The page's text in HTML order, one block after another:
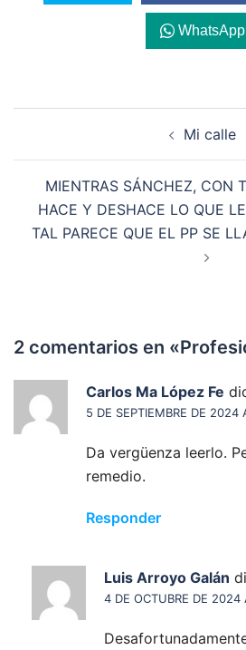
WhatsApp
Mi calle
MIENTRAS SÁNCHEZ, CON
HACE Y DESHACE LO QUE
TAL PARECE QUE EL PP SE
2 comentarios en «
Carlos Ma López Fe
5 DE SEPTIEMBRE DE 2024
Da vergüenza leerlo.
remedio.
Responder
Luis Arroyo Galán
4 DE OCTUBRE DE 2024